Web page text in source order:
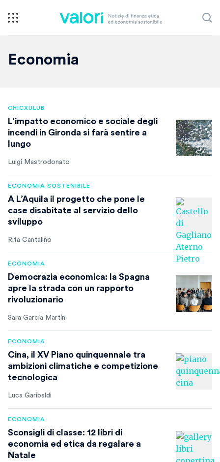
Economia
CHICXULUB
L’impatto economico e sociale degli
incendi in Gironda si farà sentire a
lungo
Luigi Mastrodonato
ECONOMIA SOSTENIBILE
A L’Aquila il progetto che pone le
case disabitate al servizio dello
sviluppo
Rita Cantalino
ECONOMIA
Democrazia economica: la Spagna
apre la strada con un rapporto
rivoluzionario
Sara García Martín
ECONOMIA
Cina, il XV Piano quinquennale tra
ambizioni climatiche e competizione
tecnologica
Luca Garibaldi
ECONOMIA
Sconsigli di classe: 12 libri di
economia ed etica da regalare a
Natale